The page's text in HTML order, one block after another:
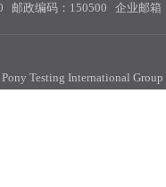
邮政编码：150500 企业邮箱
Testing International